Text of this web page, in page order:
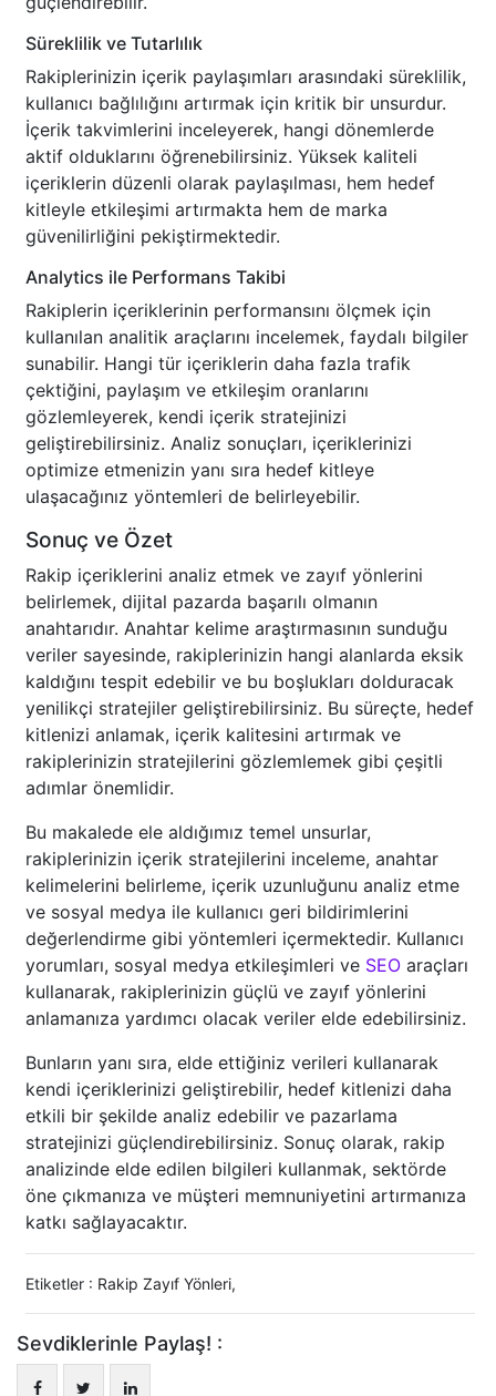
Süreklilik ve Tutarlılık
Rakiplerinizin içerik paylaşımları arasındaki süreklilik,
kullanıcı bağlılığını artırmak için kritik bir unsurdur.
İçerik takvimlerini inceleyerek, hangi dönemlerde
aktif olduklarını öğrenebilirsiniz. Yüksek kaliteli
içeriklerin düzenli olarak paylaşılması, hem hedef
kitleyle etkileşimi artırmakta hem de marka
güvenilirliğini pekiştirmektedir.
Analytics ile Performans Takibi
Rakiplerin içeriklerinin performansını ölçmek için
kullanılan analitik araçlarını incelemek, faydalı bilgiler
sunabilir. Hangi tür içeriklerin daha fazla trafik
çektiğini, paylaşım ve etkileşim oranlarını
gözlemleyerek, kendi içerik stratejinizi
geliştirebilirsiniz. Analiz sonuçları, içeriklerinizi
optimize etmenizin yanı sıra hedef kitleye
ulaşacağınız yöntemleri de belirleyebilir.
Sonuç ve Özet
Rakip içeriklerini analiz etmek ve zayıf yönlerini
belirlemek, dijital pazarda başarılı olmanın
anahtarıdır. Anahtar kelime araştırmasının sunduğu
veriler sayesinde, rakiplerinizin hangi alanlarda eksik
kaldığını tespit edebilir ve bu boşlukları dolduracak
yenilikçi stratejiler geliştirebilirsiniz. Bu süreçte, hedef
kitlenizi anlamak, içerik kalitesini artırmak ve
rakiplerinizin stratejilerini gözlemlemek gibi çeşitli
adımlar önemlidir.
Bu makalede ele aldığımız temel unsurlar,
rakiplerinizin içerik stratejilerini inceleme, anahtar
kelimelerini belirleme, içerik uzunluğunu analiz etme
ve sosyal medya ile kullanıcı geri bildirimlerini
değerlendirme gibi yöntemleri içermektedir. Kullanıcı
yorumları, sosyal medya etkileşimleri ve SEO araçları
kullanarak, rakiplerinizin güçlü ve zayıf yönlerini
anlamanıza yardımcı olacak veriler elde edebilirsiniz.
Bunların yanı sıra, elde ettiğiniz verileri kullanarak
kendi içeriklerinizi geliştirebilir, hedef kitlenizi daha
etkili bir şekilde analiz edebilir ve pazarlama
stratejinizi güçlendirebilirsiniz. Sonuç olarak, rakip
analizinde elde edilen bilgileri kullanmak, sektörde
öne çıkmanıza ve müşteri memnuniyetini artırmanıza
katkı sağlayacaktır.
Etiketler : Rakip Zayıf Yönleri,
Sevdiklerinle Paylaş! :